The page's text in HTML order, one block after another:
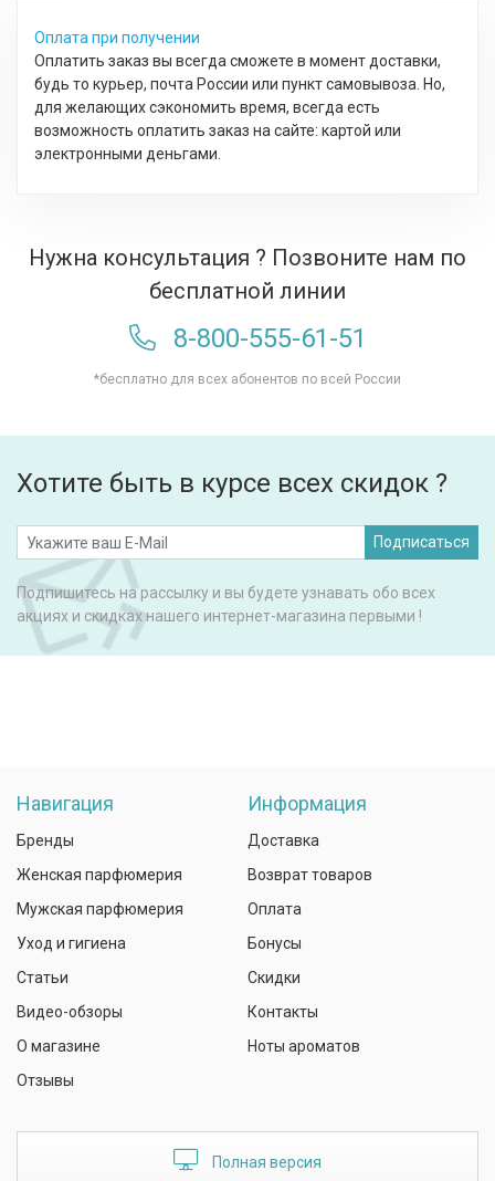
Оплата при получении
Оплатить заказ вы всегда сможете в момент доставки,
будь то курьер, почта России или пункт самовывоза. Но,
для желающих сэкономить время, всегда есть
возможность оплатить заказ на сайте: картой или
электронными деньгами.
Нужна консультация ? Позвоните нам по
бесплатной линии
8-800-555-61-51
*бесплатно для всех абонентов по всей России
Хотите быть в курсе всех скидок ?
Подписаться
Подпишитесь на рассылку и вы будете узнавать обо всех
акциях и скидках нашего интернет-магазина первыми !
Навигация
Бренды
Женская парфюмерия
Мужская парфюмерия
Уход и гигиена
Статьи
Видео-обзоры
О магазине
Отзывы
Информация
Доставка
Возврат товаров
Оплата
Бонусы
Скидки
Контакты
Ноты ароматов
Полная версия